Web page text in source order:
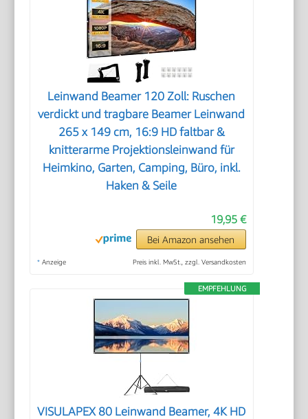
Leinwand Beamer 120 Zoll: Ruschen
verdickt und tragbare Beamer Leinwand
265 x 149 cm, 16:9 HD faltbar &
knitterarme Projektionsleinwand für
Heimkino, Garten, Camping, Büro, inkl.
Haken & Seile
19,95 €
Bei Amazon ansehen
* Anzeige Preis inkl. MwSt., zzgl. Versandkosten
EMPFEHLUNG
VISULAPEX 80 Leinwand Beamer, 4K HD